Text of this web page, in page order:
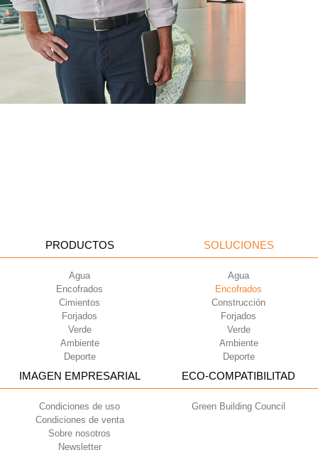
PRODUCTOS
Agua
Encofrados
Cimientos
Forjados
Verde
Ambiente
Deporte
SOLUCIONES
Agua
Encofrados
Construcción
Forjados
Verde
Ambiente
Deporte
IMAGEN EMPRESARIAL
Condiciones de uso
Condiciones de venta
Sobre nosotros
Newsletter
ECO-COMPATIBILITAD
Green Building Council